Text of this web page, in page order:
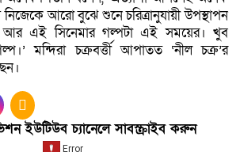
আরো বুঝে শুনে চরিত্রানুযায়ী উপস্থাপন
আর এই সিনেমার গল্পটা এই সময়ের। খুব
মন্দিরা চক্রবর্ত্তী আপাতত ‘নীল চক্র’র
ইউটিউব চ্যানেলে সাবস্ক্রাইব করুন